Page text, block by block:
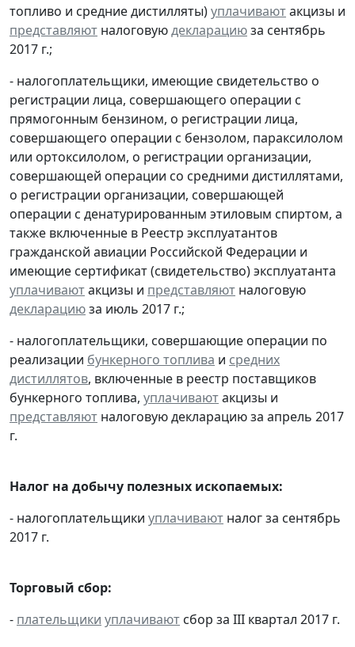
топливо и средние дистилляты)уплачиваютакцизы и
представляют налоговуюдекларациюза сентябрь
2017 г.;
- налогоплательщики, имеющие свидетельство о
регистрации лица, совершающего операции с
прямогонным бензином, о регистрации лица,
совершающего операции с бензолом, параксилолом
или ортоксилолом, о регистрации организации,
совершающей операции со средними дистиллятами,
о регистрации организации, совершающей
операции с денатурированным этиловым спиртом, а
также включенные в Реестр эксплуатантов
гражданской авиации Российской Федерации и
имеющие сертификат (свидетельство) эксплуатанта
уплачиваютакцизы и представляют налоговую
декларациюза июль 2017 г.;
- налогоплательщики, совершающие операции по
реализации бункерного топлива и средних
дистиллятов, включенные в реестр поставщиков
бункерного топлива, уплачиваютакцизы и
представляют налоговую декларацию за апрель 2017
г.
Налог на добычу полезных ископаемых:
- налогоплательщики уплачивают налог за сентябрь
2017 г.
Торговый сбор:
- плательщики уплачивают сбор за III квартал 2017 г.